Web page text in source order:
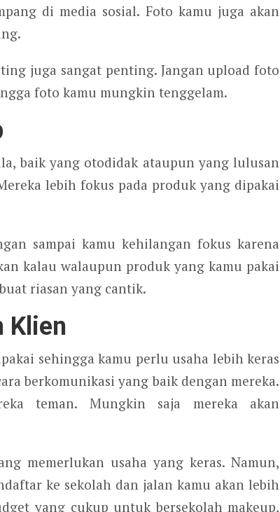
di media sosial. Foto kamu juga akan
juga sangat penting. Jangan upload foto
foto kamu mungkin tenggelam.
baik yang otodidak ataupun yang lulusan
lebih fokus pada produk yang dipakai
sampai kamu kehilangan fokus karena
kalau walaupun produk yang kamu pakai
riasan yang cantik.
Klien
sehingga kamu perlu usaha lebih keras
berkomunikasi yang baik dengan mereka.
teman. Mungkin saja mereka akan
memerlukan usaha yang keras. Namun,
ke sekolah dan jalan kamu akan lebih
yang cukup untuk bersekolah makeup,